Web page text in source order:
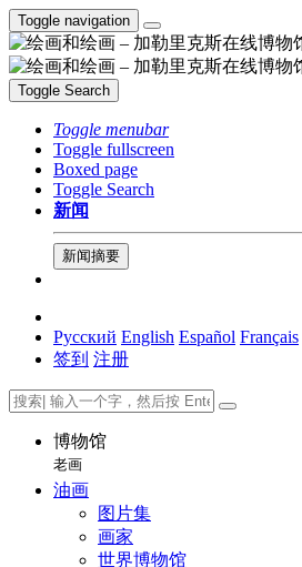
Toggle navigation
Toggle Search
Toggle menubar
Toggle fullscreen
Boxed page
Toggle Search
新闻
新闻摘要
Русский English Español Français
签到 注册
博物馆
老画
油画
图片集
画家
世界博物馆